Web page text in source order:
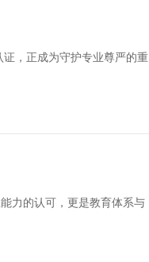
，正成为守护专业尊严的重
力的认可，更是教育体系与